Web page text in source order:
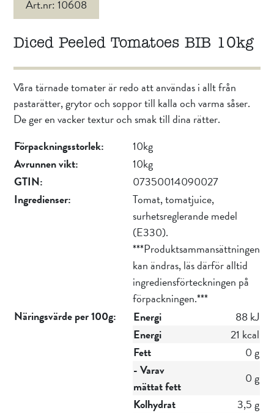
Art.nr: 10608
Diced Peeled Tomatoes BIB 10kg
Våra tärnade tomater är redo att användas i allt från
pastarätter, grytor och soppor till kalla och varma såser.
De ger en vacker textur och smak till dina rätter.
Förpackningsstorlek:
10kg
Avrunnen vikt:
10kg
GTIN:
07350014090027
Ingredienser:
Tomat, tomatjuice,
surhetsreglerande medel
(E330).
***Produktsammansättningen
kan ändras, läs därför alltid
ingrediensförteckningen på
förpackningen.***
Näringsvärde per 100g:
Energi
88 kJ
Energi
21 kcal
Fett
0 g
- Varav
mättat fett
0 g
Kolhydrat
3,5 g